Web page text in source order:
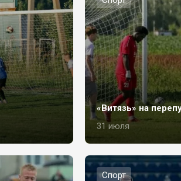
«Витязь» на
31 июля
Спорт